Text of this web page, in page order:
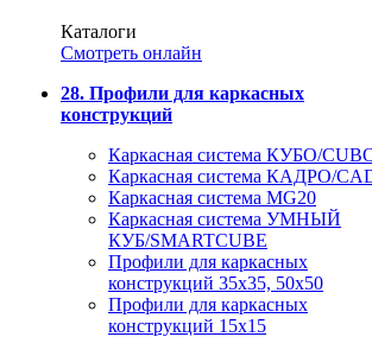
Каталоги
Смотреть онлайн
28. Профили для каркасных
конструкций
Каркасная система КУБО/
Каркасная система КАДРО/
Каркасная система MG20
Каркасная система УМНЫЙ
КУБ/SMARTCUBE
Профили для каркасных
конструкций 35x35, 50x50
Профили для каркасных
конструкций 15х15